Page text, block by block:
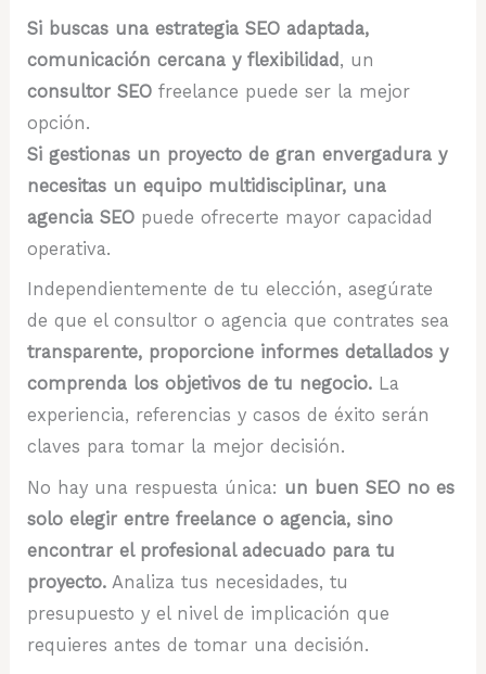
Si buscas una estrategia SEO adaptada,
comunicación cercana y flexibilidad , un
consultor SEO freelance puede ser la mejor
opción.
Si gestionas un proyecto de gran envergadura y
necesitas un equipo multidisciplinar, una
agencia SEO puede ofrecerte mayor capacidad
operativa.
Independientemente de tu elección, asegúrate
de que el consultor o agencia que contrates sea
transparente, proporcione informes detallados y
comprenda los objetivos de tu negocio. La
experiencia, referencias y casos de éxito serán
claves para tomar la mejor decisión.
No hay una respuesta única: un buen SEO no es
solo elegir entre freelance o agencia, sino
encontrar el profesional adecuado para tu
proyecto. Analiza tus necesidades, tu
presupuesto y el nivel de implicación que
requieres antes de tomar una decisión.